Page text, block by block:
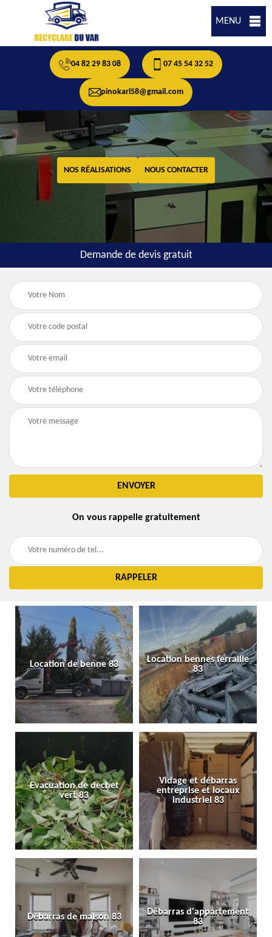
MENU
04 82 29 83 08 07 45 54 32 52
pinokarl58@gmail.com
NOS RÉALISATIONS NOUS CONTACTER
Demande de devis gratuit
On vous rappelle gratuitement
Location de benne 83
Location bennes ferraille
83
Evacuation de dechet
vert 83
Vidage et débarras
entreprise et locaux
industriel 83
Débarras de maison 83
Débarras d'appartement
83